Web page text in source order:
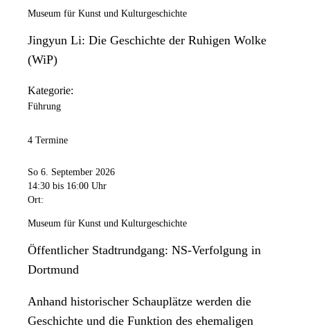
Museum für Kunst und Kulturgeschichte
Jingyun Li: Die Geschichte der Ruhigen Wolke
(WiP)
Kategorie:
Führung
4 Termine
So 6. September 2026
14:30 bis 16:00 Uhr
Ort:
Museum für Kunst und Kulturgeschichte
Öffentlicher Stadtrundgang: NS-Verfolgung in
Dortmund
Anhand historischer Schauplätze werden die
Geschichte und die Funktion des ehemaligen